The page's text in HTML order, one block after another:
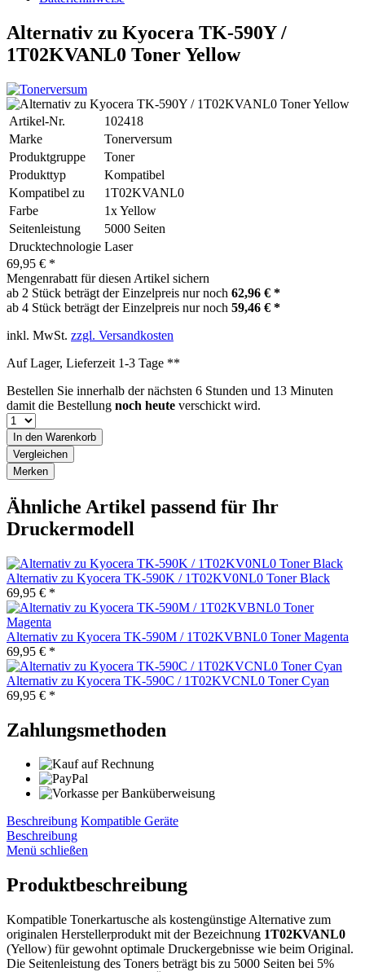
Alternativ zu Kyocera TK-590Y /
1T02KVANL0 Toner Yellow
Artikel-Nr.
102418
Marke
Tonerversum
Produktgruppe
Toner
Produkttyp
Kompatibel
Kompatibel zu
1T02KVANL0
Farbe
1x Yellow
Seitenleistung
5000 Seiten
Drucktechnologie Laser
69,95 € *
Mengenrabatt für diesen Artikel sichern
ab 2 Stück beträgt der Einzelpreis nur noch 62,96 € *
ab 4 Stück beträgt der Einzelpreis nur noch 59,46 € *
inkl. MwSt. zzgl. Versandkosten
Auf Lager, Lieferzeit 1-3 Tage **
Bestellen Sie innerhalb der nächsten 6 Stunden und 13 Minuten
damit die Bestellung noch heute verschickt wird.
In den Warenkorb
Vergleichen
Merken
Ähnliche Artikel passend für Ihr
Druckermodell
Alternativ zu Kyocera TK-590K / 1T02KV0NL0 Toner Black
69,95 € *
Alternativ zu Kyocera TK-590M / 1T02KVBNL0 Toner Magenta
69,95 € *
Alternativ zu Kyocera TK-590C / 1T02KVCNL0 Toner Cyan
69,95 € *
Zahlungsmethoden
Beschreibung Kompatible Geräte
Beschreibung
Menü schließen
Produktbeschreibung
Kompatible Tonerkartusche als kostengünstige Alternative zum
originalen Herstellerprodukt mit der Bezeichnung 1T02KVANL0
(Yellow) für gewohnt optimale Druckergebnisse wie beim Original.
Die Seitenleistung des Toners beträgt bis zu 5000 Seiten bei 5%